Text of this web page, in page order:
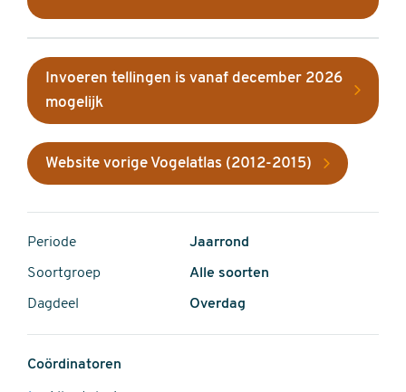
Invoeren tellingen is vanaf december 2026
mogelijk
Website vorige Vogelatlas (2012-2015)
Periode Jaarrond
Soortgroep Alle soorten
Dagdeel Overdag
Coördinatoren